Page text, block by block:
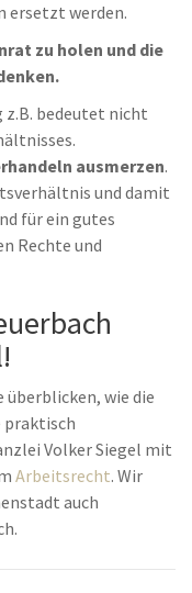
ersetzt werden.
zu holen und die
z.B. bedeutet nicht
ausmerzen.
und damit
für ein gutes
Rechte und
überblicken, wie die
praktisch
Volker Siegel mit
Arbeitsrecht. Wir
auch